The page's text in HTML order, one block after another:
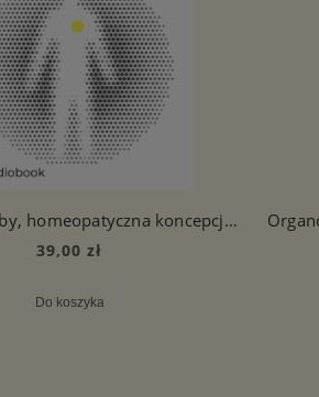
Podróż choroby, homeopatyczna koncepcja uzdrawiania i tłumienia - Audiobook PL
39,00 zł
Do koszyka